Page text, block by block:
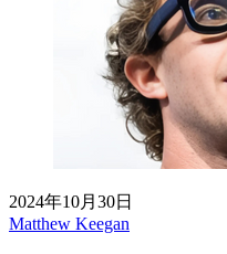
2024年10月30日
Matthew Keegan